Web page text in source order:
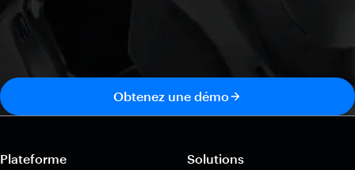
Obtenez une démo
Plateforme Solutions